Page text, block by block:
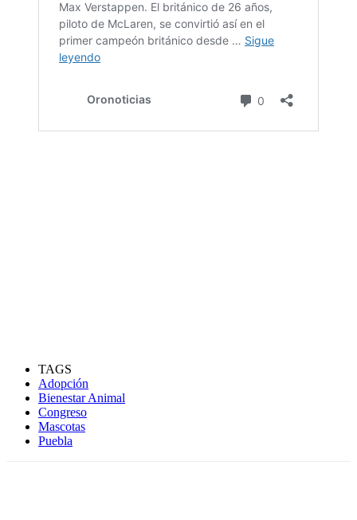
TAGS
Adopción
Bienestar Animal
Congreso
Mascotas
Puebla